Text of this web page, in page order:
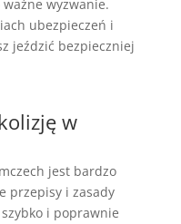
wyzwanie.
ubezpieczeń i
jeździć bezpieczniej
w
jest bardzo
przepisy i zasady
i poprawnie